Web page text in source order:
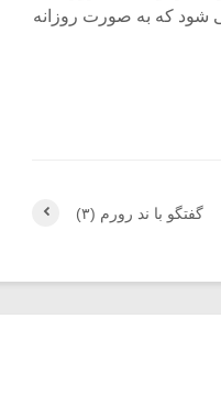
شود که به صورت روزانه
گفتگو با ند رورم (۳)